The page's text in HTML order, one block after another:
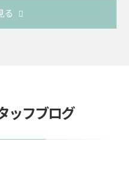
る
ッフブログ